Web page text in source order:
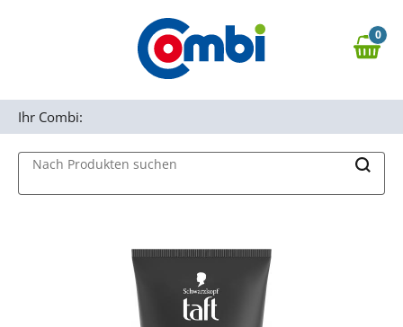
Zur Navigation springen
0,00 €
0
Nach Produkten suchen
Ihr Combi: